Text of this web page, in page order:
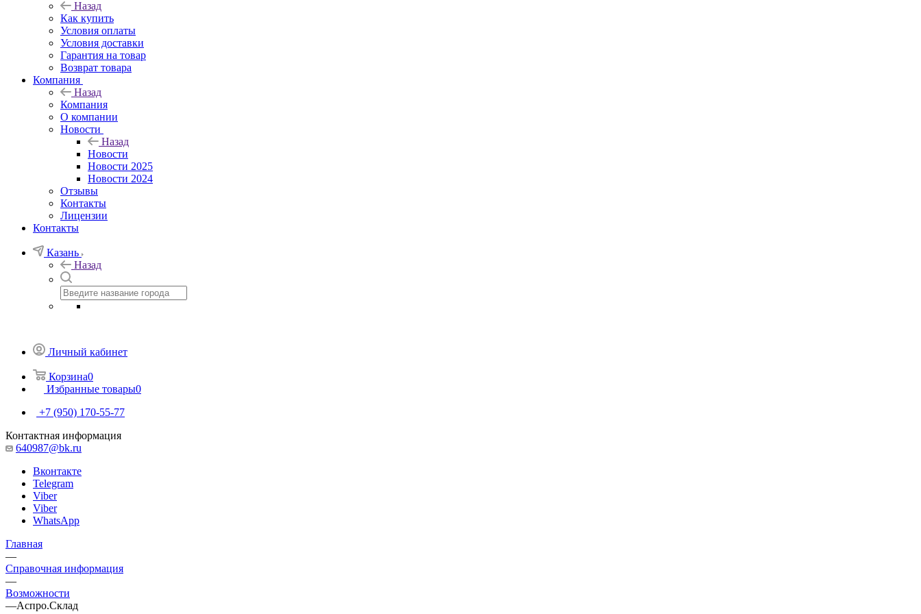
Назад
Как купить
Условия оплаты
Условия доставки
Гарантия на товар
Возврат товара
Компания
Назад
Компания
О компании
Новости
Назад
Новости
Новости 2025
Новости 2024
Отзывы
Контакты
Лицензии
Контакты
Казань
Назад
Личный кабинет
Корзина0
Избранные товары0
+7 (950) 170-55-77
Контактная информация
640987@bk.ru
Вконтакте
Telegram
Viber
Viber
WhatsApp
Главная
—
Справочная информация
—
Возможности
—Аспро.Склад